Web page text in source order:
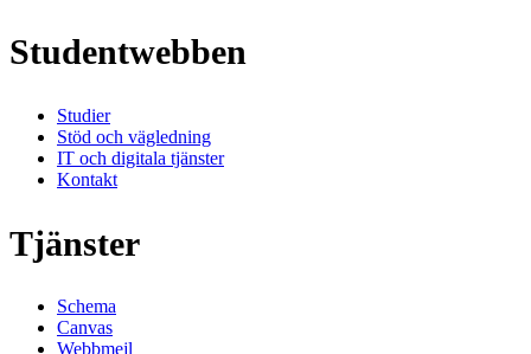
Studentwebben
Studier
Stöd och vägledning
IT och digitala tjänster
Kontakt
Tjänster
Schema
Canvas
Webbmejl